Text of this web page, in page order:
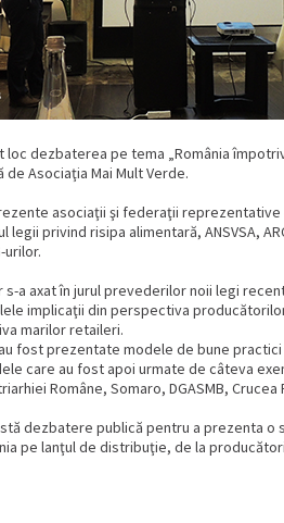
loc dezbaterea pe tema „România
Asociaţia Mai Mult Verde.
asociaţii şi federaţii
privind risipa alimentară, ANSVSA,
urilor.
a axat în jurul prevederilor noii legi
implicaţii din perspectiva
marilor retaileri.
fost prezentate modele de bune
care au fost apoi urmate de câteva
Române, Somaro, DGASMB, Crucea
dezbatere publică pentru a prezenta
pe lanţul de distribuţie, de la